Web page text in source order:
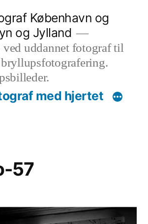
København og
og Jylland
uddannet fotograf til
med hjertet
57